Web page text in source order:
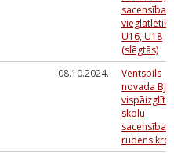
sacensības
vieglatlētikā
U16, U18
(slēgtās)
08.10.2024.
Ventspils
novada
skolu
sacensības
rudens